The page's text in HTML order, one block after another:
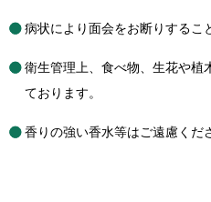
病状により面会をお断りするこ
衛生管理上、食べ物、生花や植
ております。
香りの強い香水等はご遠慮くだ